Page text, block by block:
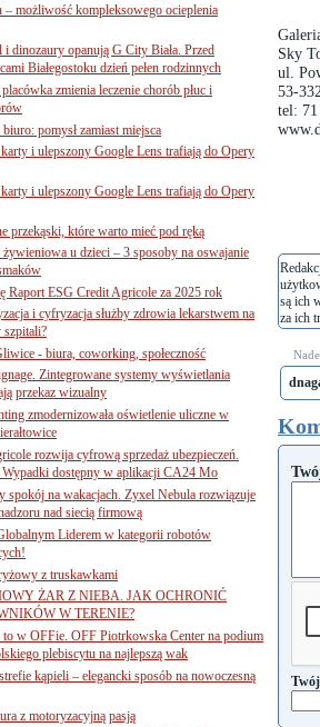
Sky
ul.
53-
tel:
są ich
za ich
– możliwość kompleksowego ocieplenia
i dinozaury opanują G City Biała. Przed
Białegostoku dzień pełen rodzinnych
zmienia leczenie chorób płuc i
pomysł zamiast miejsca
i ulepszony Google Lens trafiają do Opery
i ulepszony Google Lens trafiają do Opery
przekąski, które warto mieć pod ręką
u dzieci – 3 sposoby na oswajanie
Raport ESG Credit Agricole za 2025 rok
i cyfryzacja służby zdrowia lekarstwem na
- biura, coworking, społeczność
Zintegrowane systemy wyświetlania
przekaz wizualny
zmodernizowała oświetlenie uliczne w
rozwija cyfrową sprzedaż ubezpieczeń.
Wypadki dostępny w aplikacji CA24 Mo
spokój na wakacjach. Zyxel Nebula rozwiązuje
nad siecią firmową
Liderem w kategorii robotów
z truskawkami
ŻAR Z NIEBA. JAK OCHRONIĆ
W TERENIE?
to w OFFie. OFF Piotrkowska Center na podium
plebiscytu na najlepszą wak
kąpieli – elegancki sposób na nowoczesną
z motoryzacyjną pasją